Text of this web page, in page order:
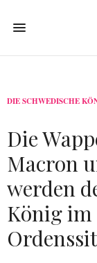
DIE SCHWEDISCHE
Die
Macron
werden
König im